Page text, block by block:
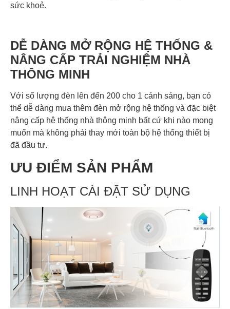
sức khoẻ.
DỄ DÀNG MỞ RỘNG HỆ THỐNG &
NÂNG CẤP TRẢI NGHIỆM NHÀ
THÔNG MINH
Với số lượng đèn lên đến 200 cho 1 cảnh sáng, bạn có
thể dễ dàng mua thêm đèn mở rộng hệ thống và đặc biệt
nâng cấp hệ thống nhà thông minh bất cứ khi nào mong
muốn mà không phải thay mới toàn bộ hệ thống thiết bị
đã đầu tư.
ƯU ĐIỂM SẢN PHẨM
LINH HOẠT CÀI ĐẶT SỬ DỤNG